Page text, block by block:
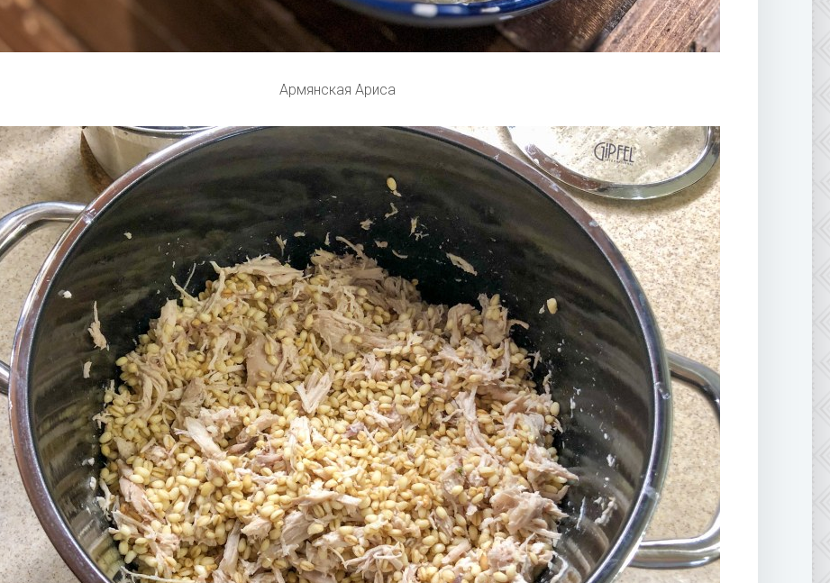
Армянская Ариса